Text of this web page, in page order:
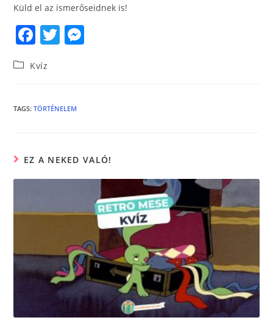
Küld el az ismerőseidnek is!
F
c
b
o
k
T
er
Kvíz
TAGS:TÖRTÉNELEM
EZ A NEKED VALÓ!